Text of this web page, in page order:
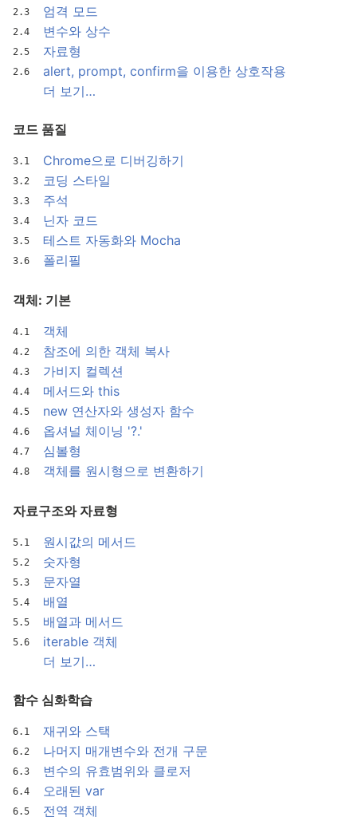
엄격 모드
변수와 상수
자료형
alert, prompt, confirm을 이용한 상호작용
더 보기…
코드 품질
Chrome으로 디버깅하기
코딩 스타일
주석
닌자 코드
테스트 자동화와 Mocha
폴리필
객체: 기본
객체
참조에 의한 객체 복사
가비지 컬렉션
메서드와 this
new 연산자와 생성자 함수
옵셔널 체이닝 '?.'
심볼형
객체를 원시형으로 변환하기
자료구조와 자료형
원시값의 메서드
숫자형
문자열
배열
배열과 메서드
iterable 객체
더 보기…
함수 심화학습
재귀와 스택
나머지 매개변수와 전개 구문
변수의 유효범위와 클로저
오래된 var
전역 객체